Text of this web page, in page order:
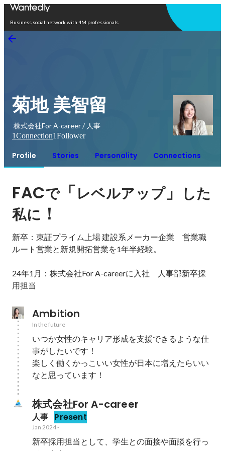
Business social network with 4M professionals
菊地 美智留
株式会社For A-career / 人事
1Connection1Follower
Profile Stories Personality Connections
FACで「レベルアップ」
した
私に ！
新卒：東証プライム上場 建設系メーカー企業　営業職
ルート営業と新規開拓営業を1年半経験。
24年1月：株式会社For A-careerに入社　人事部新卒採
用担当
Ambition
In the future
いつか女性のキャリア形成を支援できるような仕
事がしたいです！
楽しく働くかっこいい女性が日本に増えたらいい
なと思っています！
株式会社For A-career
人事 Present
Jan 2024-
新卒採用担当として、学生との面接や面談を行っ